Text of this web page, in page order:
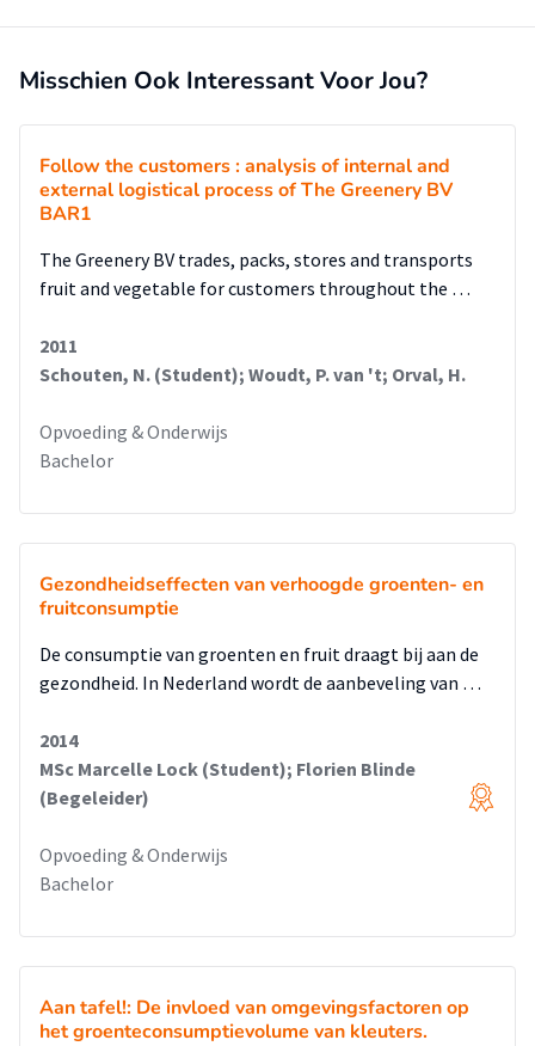
Misschien Ook Interessant Voor Jou?
Follow the customers : analysis of internal and
external logistical process of The Greenery BV
BAR1
The Greenery BV trades, packs, stores and transports
fruit and vegetable for customers throughout the …
2011
Schouten, N. (Student); Woudt, P. van 't; Orval, H.
Opvoeding & Onderwijs
Bachelor
Gezondheidseffecten van verhoogde groenten- en
fruitconsumptie
De consumptie van groenten en fruit draagt bij aan de
gezondheid. In Nederland wordt de aanbeveling van …
2014
MSc Marcelle Lock (Student); Florien Blinde
(Begeleider)
Opvoeding & Onderwijs
Bachelor
Aan tafel!: De invloed van omgevingsfactoren op
het groenteconsumptievolume van kleuters.